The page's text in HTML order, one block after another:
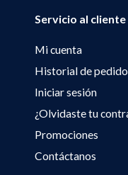
Servicio al cliente
Mi cuenta
Historial de
Iniciar sesión
¿Olvidaste tu
Promociones
Contáctanos